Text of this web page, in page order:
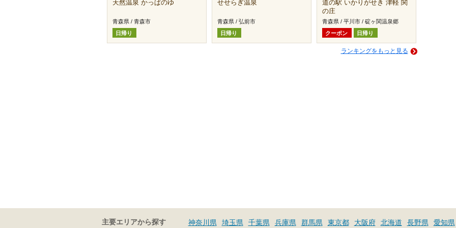
天然温泉 かっぱのゆ
青森県 / 青森市
日帰り
せせらぎ温泉
青森県 / 弘前市
日帰り
道の駅 いかりがせき 津軽 関
の庄
青森県 / 平川市 / 碇ヶ関温泉郷
クーポン
日帰り
ランキングをもっと見る
主要エリアから探す 神奈川県 埼玉県 千葉県 兵庫県 群馬県 東京都 大阪府 北海道 長野県 愛知県